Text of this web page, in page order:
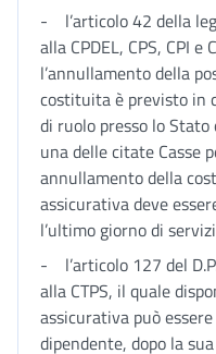
- l’articolo 42 della
alla CPDEL, CPS, CPI e
l’annullamento della
costituita è previsto in
di ruolo presso lo
una delle citate Casse
annullamento della
assicurativa deve
l’ultimo giorno di
- l’articolo 127 del
alla CTPS, il quale
assicurativa può
dipendente, dopo la